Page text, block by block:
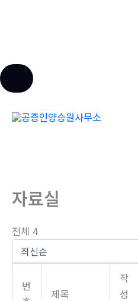
자료실
전체 4
번
제목
작
성